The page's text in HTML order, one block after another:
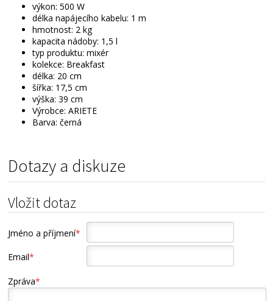
výkon: 500 W
délka napájecího kabelu: 1 m
hmotnost: 2 kg
kapacita nádoby: 1,5 l
typ produktu: mixér
kolekce: Breakfast
délka: 20 cm
šířka: 17,5 cm
výška: 39 cm
Výrobce: ARIETE
Barva: černá
Dotazy a diskuze
Vložit dotaz
Jméno a příjmení*
Email*
Zpráva*